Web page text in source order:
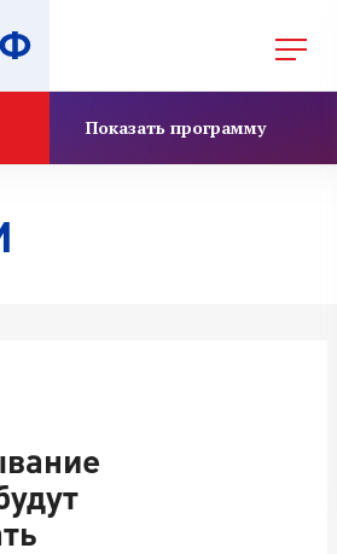
Показать программу